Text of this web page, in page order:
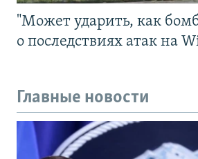
"Может ударить, как
о последствиях атак на
Главные новости